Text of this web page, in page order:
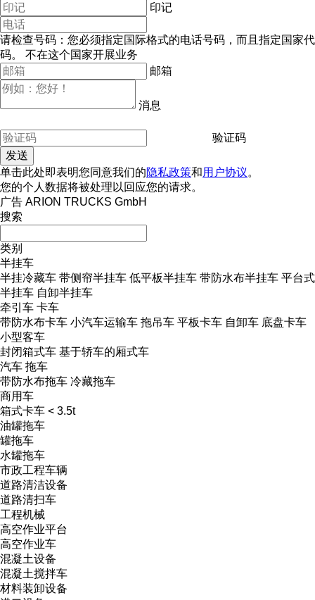
印记
请检查号码：您必须指定国际格式的电话号码，而且指定国家代
码。
不在这个国家开展业务
邮箱
消息
验证码
单击此处即表明您同意我们的隐私政策和用户协议。
您的个人数据将被处理以回应您的请求。
广告 ARION TRUCKS GmbH
搜索
类别
半挂车
半挂冷藏车 带侧帘半挂车 低平板半挂车 带防水布半挂车 平台式
半挂车 自卸半挂车
牵引车 卡车
带防水布卡车 小汽车运输车 拖吊车 平板卡车 自卸车 底盘卡车
小型客车
封闭箱式车 基于轿车的厢式车
汽车 拖车
带防水布拖车 冷藏拖车
商用车
箱式卡车 < 3.5t
油罐拖车
罐拖车
水罐拖车
市政工程车辆
道路清洁设备
道路清扫车
工程机械
高空作业平台
高空作业车
混凝土设备
混凝土搅拌车
材料装卸设备